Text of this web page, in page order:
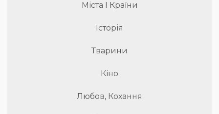
Міста І Країни
Історія
Тварини
Кіно
Любов, Кохання